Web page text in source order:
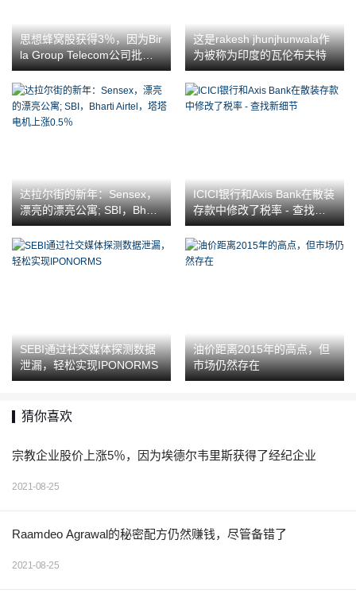
思想蜂窝股获得3％，因为Bir
la Group Telecom公司批准R
s 3,250 Crorefundraising
这是rakesh jhunjhunwala作
为被称为印度的瓦伦布夫特
达拉尔街的新年：Sensex，
漂亮的漂亮公寓; SBI，Bharti
Airtel，塔塔电机上涨0.5％
ICICI银行和Axis Bank在散装
存款中修改了税率 - 查找新
细节
SEBI通过社交媒体探测数据
泄漏，轻松实现IPONORMS
油价距离2015年的高点，但
市场仍然存在
猜你喜欢
宗教企业股价上涨5％，因为埃德尔韦里斯获得了经纪企业
2021-08-25
Raamdeo Agrawal的秘密配方仍然赚钱，尽管备错了
2021-08-25